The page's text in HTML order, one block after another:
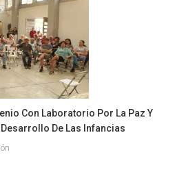
Con Laboratorio Por La Paz Y
De Las Infancias